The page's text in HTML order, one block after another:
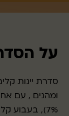
על
סדרת יינות
7%), בעבוע